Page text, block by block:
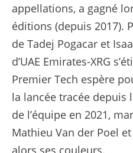
appellations, a gagné
éditions (depuis 2017).
de Tadej Pogacar et
d’UAE Emirates-XRG
Premier Tech espère
la lancée tracée
de l’équipe en 2021,
Mathieu Van der Poel
alors ses couleurs.